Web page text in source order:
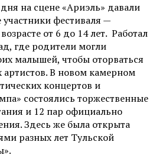
на сцене«Ариэль» давали
фестиваля —
от 6 до 14 лет. Работал
где родители могли
малышей, чтобы оторваться
В новом камерном
концертов и
состоялись торжественные
и 12 пар официально
Здесь же была открыта
разных лет Тульской